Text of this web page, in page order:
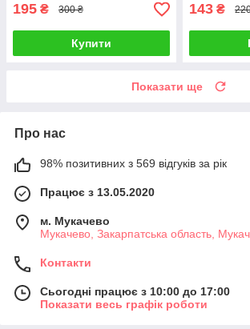
195 ₴ 300 ₴
Купити
143 ₴
Показати ще
Про нас
98% позитивних з 569 відгуків за рік
Працює з 13.05.2020
м. Мукачево
Мукачево, Закарпатська область,
Контакти
Сьогодні працює з 10:00 до 17:00
Показати весь графік роботи